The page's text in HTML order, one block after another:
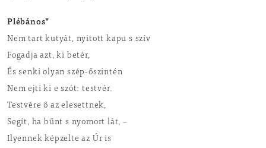
Plébános*
Nem tart kutyát, nyitott kapu s szív
Fogadja azt, ki betér,
És senki olyan szép-őszintén
Nem ejti ki e szót: testvér.
Testvére ő az elesettnek,
Segít, ha bűnt s nyomort lát, –
Ilyennek képzelte az Úr is